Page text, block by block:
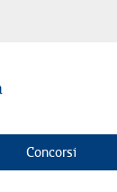
Concorsi